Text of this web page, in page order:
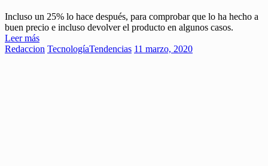
Incluso un 25% lo hace después, para comprobar que lo ha hecho a
buen precio e incluso devolver el producto en algunos casos.
Leer más
Redaccion TecnologíaTendencias 11 marzo, 2020